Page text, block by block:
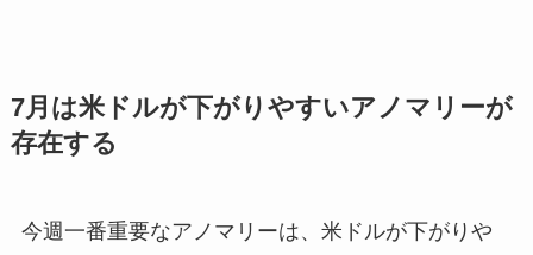
7月は米ドルが下がりやすいアノマリーが
存在する
今週一番重要なアノマリーは、米ドルが下がりや